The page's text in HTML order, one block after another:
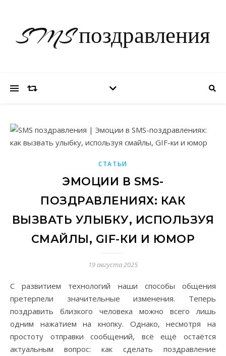
SMS поздравления
СТАТЬИ
ЭМОЦИИ В SMS-
ПОЗДРАВЛЕНИЯХ: КАК
ВЫЗВАТЬ УЛЫБКУ, ИСПОЛЬЗУЯ
СМАЙЛЫ, GIF-КИ И ЮМОР
19 августа 2025
С развитием технологий наши способы общения
претерпели значительные изменения. Теперь
поздравить близкого человека можно всего лишь
одним нажатием на кнопку. Однако, несмотря на
простоту отправки сообщений, всё ещё остаётся
актуальным вопрос: как сделать поздравление